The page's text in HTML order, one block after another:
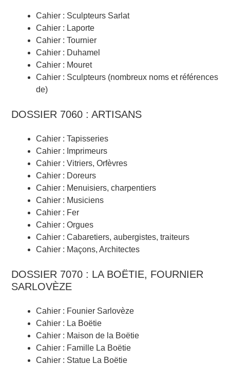
Cahier : Sculpteurs Sarlat
Cahier : Laporte
Cahier : Tournier
Cahier : Duhamel
Cahier : Mouret
Cahier : Sculpteurs (nombreux noms et références
de)
DOSSIER 7060 : ARTISANS
Cahier : Tapisseries
Cahier : Imprimeurs
Cahier : Vitriers, Orfèvres
Cahier : Doreurs
Cahier : Menuisiers, charpentiers
Cahier : Musiciens
Cahier : Fer
Cahier : Orgues
Cahier : Cabaretiers, aubergistes, traiteurs
Cahier : Maçons, Architectes
DOSSIER 7070 : LA BOËTIE, FOURNIER
SARLOVÈZE
Cahier : Founier Sarlovèze
Cahier : La Boëtie
Cahier : Maison de la Boëtie
Cahier : Famille La Boëtie
Cahier : Statue La Boëtie